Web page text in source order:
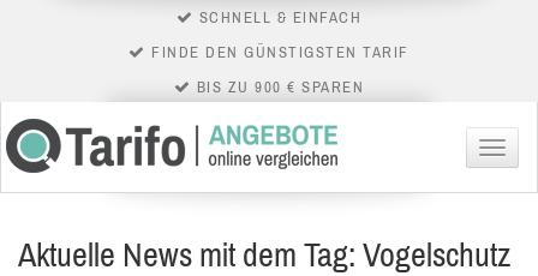
SCHNELL & EINFACH
FINDE DEN GÜNSTIGSTEN TARIF
BIS ZU 900 € SPAREN
Menü
Aktuelle News mit dem Tag: Vogelschutz